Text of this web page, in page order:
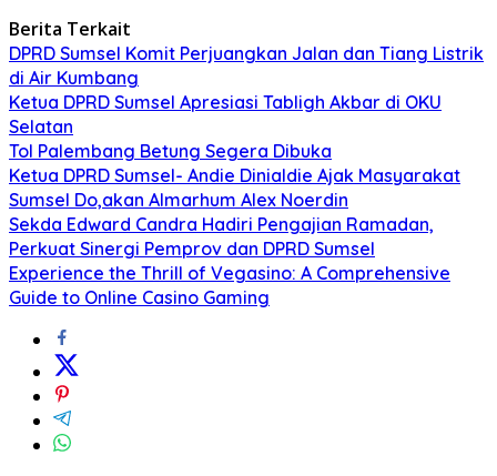
Berita Terkait
DPRD Sumsel Komit Perjuangkan Jalan dan Tiang Listrik
di Air Kumbang
Ketua DPRD Sumsel Apresiasi Tabligh Akbar di OKU
Selatan
Tol Palembang Betung Segera Dibuka
Ketua DPRD Sumsel- Andie Dinialdie Ajak Masyarakat
Sumsel Do,akan Almarhum Alex Noerdin
Sekda Edward Candra Hadiri Pengajian Ramadan,
Perkuat Sinergi Pemprov dan DPRD Sumsel
Experience the Thrill of Vegasino: A Comprehensive
Guide to Online Casino Gaming